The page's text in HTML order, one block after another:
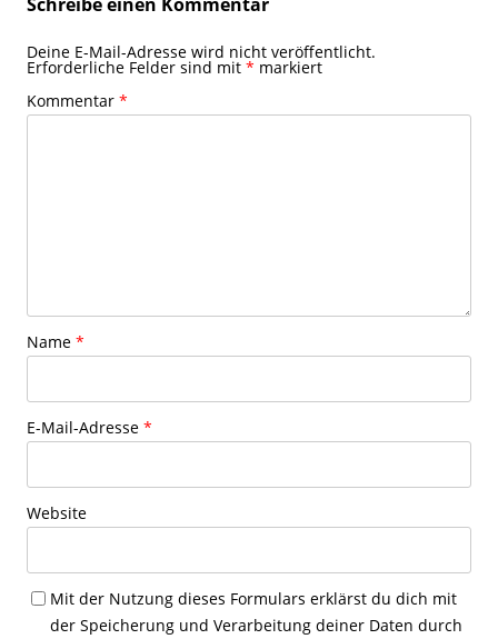
Deine E-Mail-Adresse wird nicht veröffentlicht.
Erforderliche Felder sind mit * markiert
Kommentar *
Name *
E-Mail-Adresse *
Website
Mit der Nutzung dieses Formulars erklärst du dich mit
der Speicherung und Verarbeitung deiner Daten durch